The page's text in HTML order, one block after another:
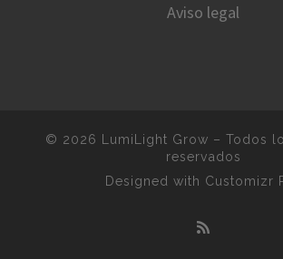
Aviso legal
© 2026 LumiLight Grow – Todos
reservados
Designed with Customizr